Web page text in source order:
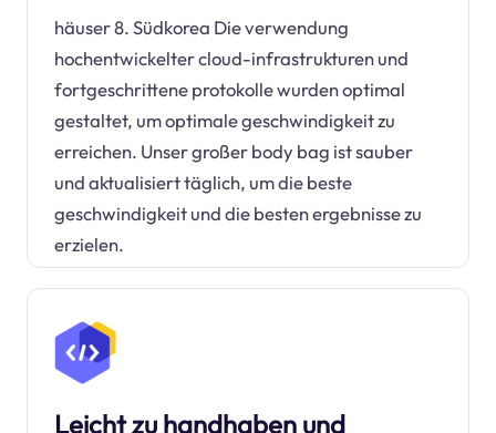
häuser 8. Südkorea Die verwendung
hochentwickelter cloud-infrastrukturen und
fortgeschrittene protokolle wurden optimal
gestaltet, um optimale geschwindigkeit zu
erreichen. Unser großer body bag ist sauber
und aktualisiert täglich, um die beste
geschwindigkeit und die besten ergebnisse zu
erzielen.
Leicht zu handhaben und